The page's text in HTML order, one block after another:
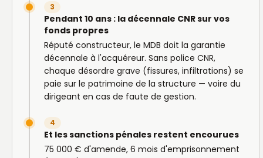
3
Pendant 10 ans : la décennale CNR sur vos
fonds propres
Réputé constructeur, le MDB doit la garantie
décennale à l'acquéreur. Sans police CNR,
chaque désordre grave (fissures, infiltrations) se
paie sur le patrimoine de la structure — voire du
dirigeant en cas de faute de gestion.
4
Et les sanctions pénales restent encourues
75 000 € d'amende, 6 mois d'emprisonnement